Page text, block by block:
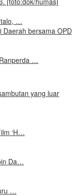
…
…
‘H…
Da…
…